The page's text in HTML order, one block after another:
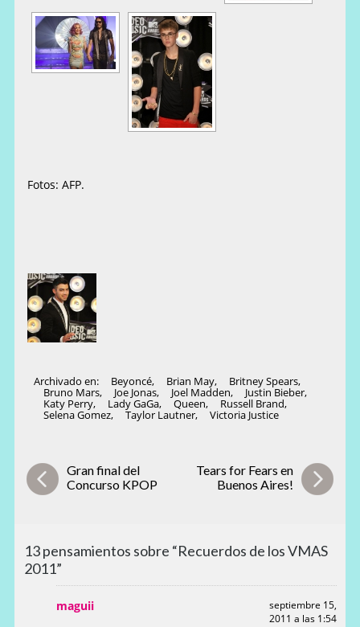
Fotos: AFP.
Archivado en: Beyoncé, Brian May, Britney Spears,
Bruno Mars, Joe Jonas, Joel Madden, Justin Bieber,
Katy Perry, Lady GaGa, Queen, Russell Brand,
Selena Gomez, Taylor Lautner, Victoria Justice
Gran final del
Concurso KPOP
Tears for Fears en
Buenos Aires!
13 pensamientos sobre “Recuerdos de los VMAS
2011”
maguii
septiembre 15,
2011 a las 1:54